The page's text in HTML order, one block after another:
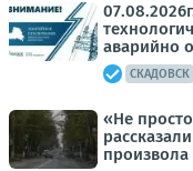
аварийно
СКАДОВСК
«Не